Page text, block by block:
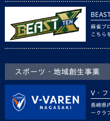
麻雀プ
こちら
スポーツ・地域創生事業
V・
長崎県
ークラ